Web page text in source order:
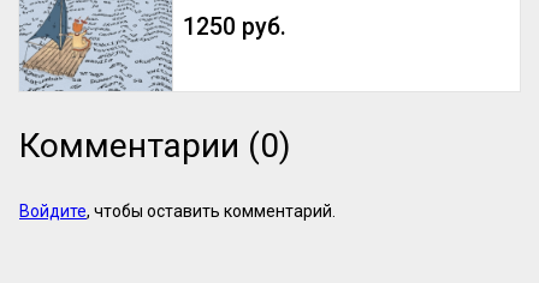
1250 руб.
Комментарии (0)
Войдите, чтобы оставить комментарий.